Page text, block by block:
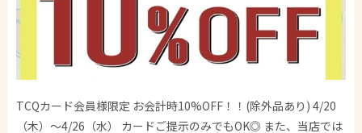
TCQカード会員様限定 お会計時10%OFF！！(除外品あり) 4/20
（木）〜4/26（水） カードご提示のみでもOK◎ また、当店では